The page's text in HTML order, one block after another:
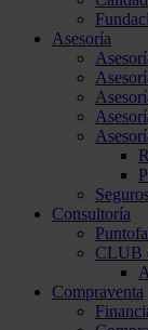
Asesoría
Consultoría
CLUB
Compraventa